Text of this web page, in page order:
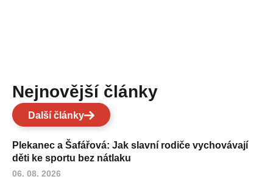
Nejnovější články
Další články
Plekanec a Šafářová: Jak slavní rodiče vychovávají
děti ke sportu bez nátlaku
06. 08. 2026